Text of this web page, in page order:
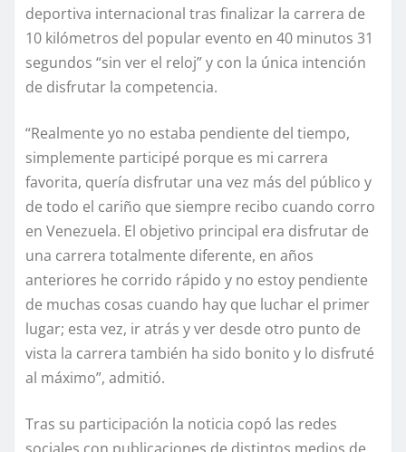
deportiva internacional tras finalizar la carrera de
10 kilómetros del popular evento en 40 minutos 31
segundos “sin ver el reloj” y con la única intención
de disfrutar la competencia.
“Realmente yo no estaba pendiente del tiempo,
simplemente participé porque es mi carrera
favorita, quería disfrutar una vez más del público y
de todo el cariño que siempre recibo cuando corro
en Venezuela. El objetivo principal era disfrutar de
una carrera totalmente diferente, en años
anteriores he corrido rápido y no estoy pendiente
de muchas cosas cuando hay que luchar el primer
lugar; esta vez, ir atrás y ver desde otro punto de
vista la carrera también ha sido bonito y lo disfruté
al máximo”, admitió.
Tras su participación la noticia copó las redes
sociales con publicaciones de distintos medios de